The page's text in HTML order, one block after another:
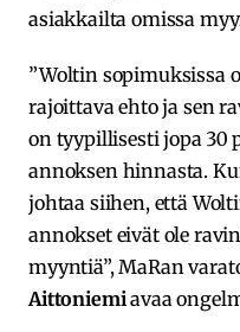
asiakkailta omissa
”Woltin sopimuksissa
rajoittava ehto ja sen
on tyypillisesti jopa 30
annoksen hinnasta.
johtaa siihen, että
annokset eivät ole
myyntiä”, MaRan
Aittoniemi avaa